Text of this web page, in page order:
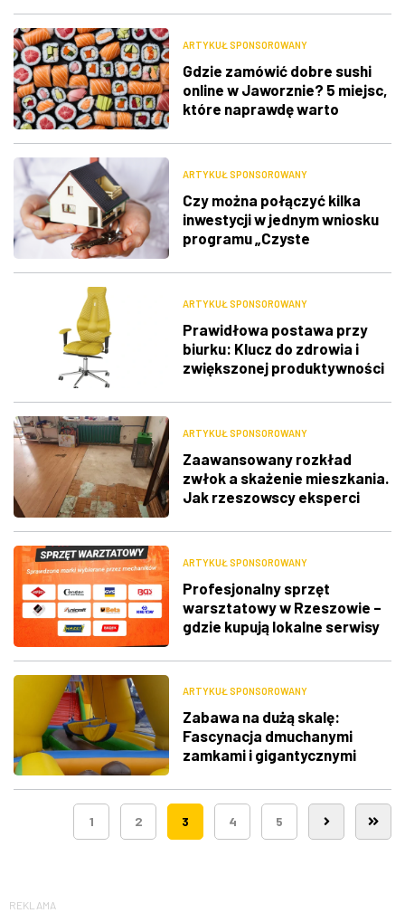
ARTYKUŁ SPONSOROWANY
Gdzie zamówić dobre sushi
online w Jaworznie? 5 miejsc,
które naprawdę warto
ARTYKUŁ SPONSOROWANY
Czy można połączyć kilka
inwestycji w jednym wniosku
programu „Czyste
ARTYKUŁ SPONSOROWANY
Prawidłowa postawa przy
biurku: Klucz do zdrowia i
zwiększonej produktywności
ARTYKUŁ SPONSOROWANY
Zaawansowany rozkład
zwłok a skażenie mieszkania.
Jak rzeszowscy eksperci
najtrudniejszymi
ARTYKUŁ SPONSOROWANY
Profesjonalny sprzęt
warsztatowy w Rzeszowie –
gdzie kupują lokalne serwisy
ARTYKUŁ SPONSOROWANY
Zabawa na dużą skalę:
Fascynacja dmuchanymi
zamkami i gigantycznymi
1 2 3 4 5
REKLAMA